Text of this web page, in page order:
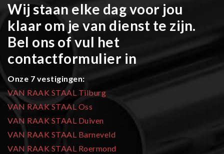
Wij staan elke dag voor jou
klaar om je van dienst te zijn.
Bel ons of vul het
contactformulier in
Onze 7 vestigingen:
VAN RAAK STAAL Tilburg
VAN RAAK STAAL Oss
VAN RAAK STAAL Duiven
VAN RAAK STAAL Barneveld
VAN RAAK STAAL Roermond